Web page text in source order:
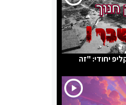
יחודי: "זה